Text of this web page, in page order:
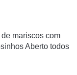
mariscos com
Aberto todos